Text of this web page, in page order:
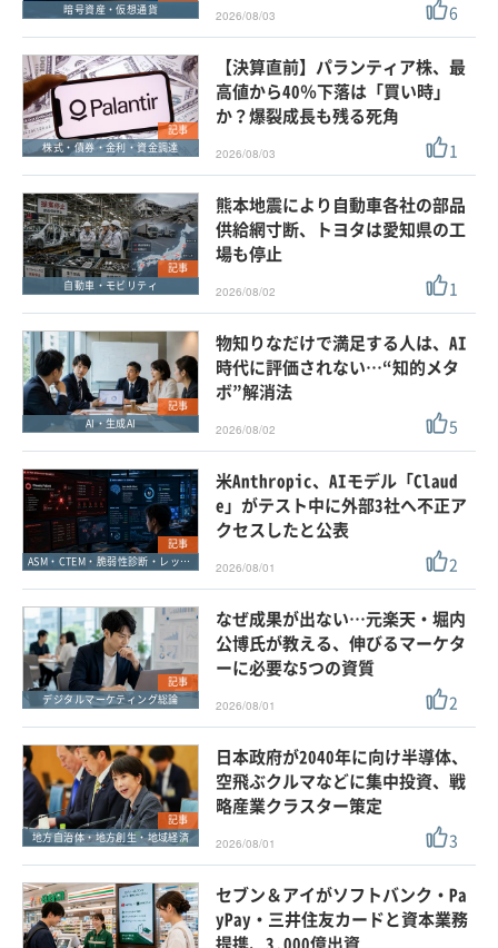
暗号資産・仮想通貨
2026/08/03 6
記事
株式・債券・金利・資金調達
【決算直前】パランティア株、最
高値から40％下落は「買い時」
か？爆裂成長も残る死角
2026/08/03 1
記事
自動車・モビリティ
熊本地震により自動車各社の部品
供給網寸断、トヨタは愛知県の工
場も停止
2026/08/02 1
記事
AI・生成AI
物知りなだけで満足する人は、AI
時代に評価されない…“知的メタ
ボ”解消法
2026/08/02 5
記事
ASM・CTEM・脆弱性診断・レッドチーム
米Anthropic、AIモデル「Claud
e」がテスト中に外部3社へ不正ア
クセスしたと公表
2026/08/01 2
記事
デジタルマーケティング総論
なぜ成果が出ない…元楽天・堀内
公博氏が教える、伸びるマーケタ
ーに必要な5つの資質
2026/08/01 2
記事
地方自治体・地方創生・地域経済
日本政府が2040年に向け半導体、
空飛ぶクルマなどに集中投資、戦
略産業クラスター策定
2026/08/01 3
セブン＆アイがソフトバンク・Pa
yPay・三井住友カードと資本業務